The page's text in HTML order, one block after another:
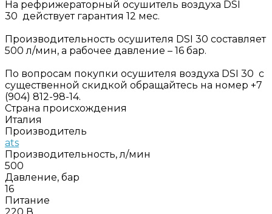
На рефрижераторный осушитель воздуха DSI
30 действует гарантия 12 мес.
Производительность осушителя DSI 30 составляет
500 л/мин, а рабочее давление – 16 бар.
По вопросам покупки осушителя воздуха DSI 30 с
существенной скидкой обращайтесь на номер +7
(904) 812-98-14.
Страна происхождения
Италия
Производитель
ats
Производительность, л/мин
500
Давление, бар
16
Питание